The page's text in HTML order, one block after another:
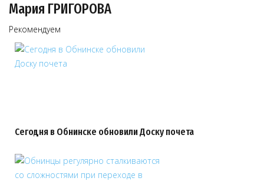
Мария ГРИГОРОВА
Рекомендуем
Сегодня в Обнинске обновили Доску почета